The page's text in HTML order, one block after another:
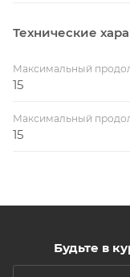
Технические
Максимальный
15
Максимальный
15
Будьте в